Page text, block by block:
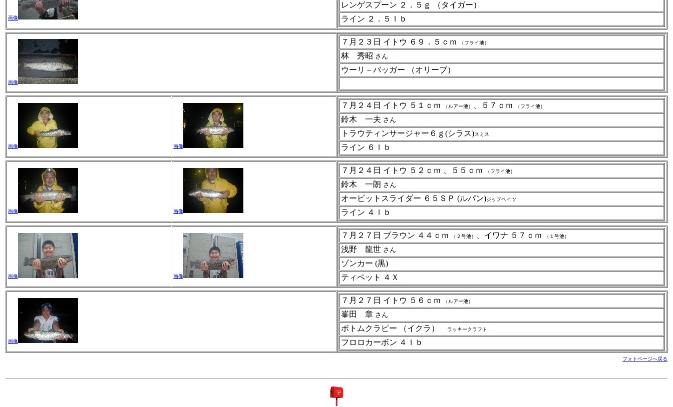
画像
レンゲスプーン ２．５ｇ （タイガー）
ライン ２．５ｌｂ
画像
７月２３日 イトウ ６９．５ｃｍ （フライ池）
林 秀昭 さん
ウーリ－バッガー （オリーブ）
画像 画像
７月２４日 イトウ ５１ｃｍ （ルアー池） 、５７ｃｍ （フライ池）
鈴木 一夫 さん
トラウティンサージャー６ｇ(シラス)スミス
ライン ６ｌｂ
画像 画像
７月２４日 イトウ ５２ｃｍ 、５５ｃｍ （フライ池）
鈴木 一朗 さん
オービットスライダー ６５ＳＰ (ルパン)ジップベイツ
ライン ４ｌｂ
画像 画像
７月２７日 ブラウン ４４ｃｍ （２号池） 、イワナ ５７ｃｍ （１号池）
浅野 龍世 さん
ゾンカー (黒)
ティペット ４Ｘ
画像
７月２７日 イトウ ５６ｃｍ （ルアー池）
峯田 章 さん
ボトムクラピー （イクラ） ラッキークラフト
フロロカーボン ４ｌｂ
フォトページへ戻る